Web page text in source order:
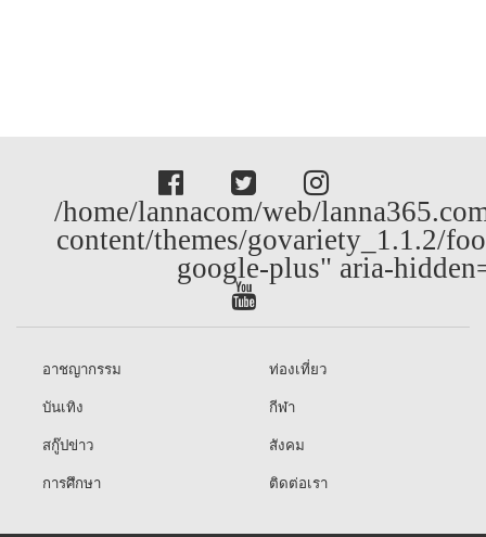
/home/lannacom/web/
content/themes/govariety_1.1.2/
google-plus" aria-
อาชญากรรม
ท่องเที่ยว
บันเทิง
กีฬา
สกู๊ปข่าว
สังคม
การศึกษา
ติดต่อเรา